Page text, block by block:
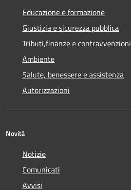
Educazione e formazione
Giustizia e sicurezza pubblica
Tributi,finanze e contravvenzioni
Ambiente
Salute, benessere e assistenza
Autorizzazioni
Novità
Notizie
Comunicati
Avvisi